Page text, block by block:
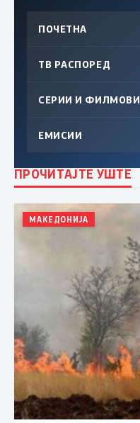
ПОЧЕТНА
ТВ РАСПОРЕД
СЕРИИ И ФИЛМОВИ
ЕМИСИИ
ПРОЧИТАЈТЕ УШТЕ
МАКЕДОНИЈА